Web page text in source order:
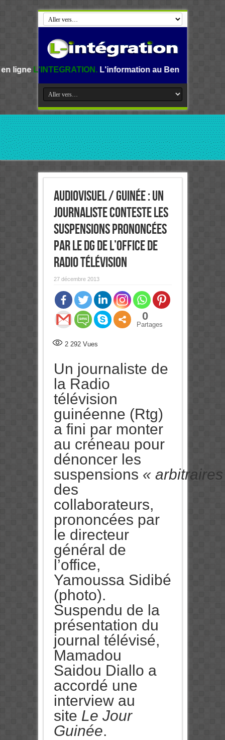
L'information au Benin, en Afrique et dans le
Audiovisuel / Guinée : un
journaliste conteste les
suspensions prononcées
par le Dg de l’Office de
radio télévision
27 décembre 2013
0
Partages
2 292Vues
Un journaliste de
la Radio
télévision
guinéenne (Rtg)
a fini par monter
au créneau pour
dénoncer les
suspensions «
des
collaborateurs,
prononcées par
le directeur
général de
l’office,
Yamoussa Sidibé
(photo).
Suspendu de la
présentation du
journal télévisé,
Mamadou
Saidou Diallo a
accordé une
interview au
site Le Jour
Guinée.